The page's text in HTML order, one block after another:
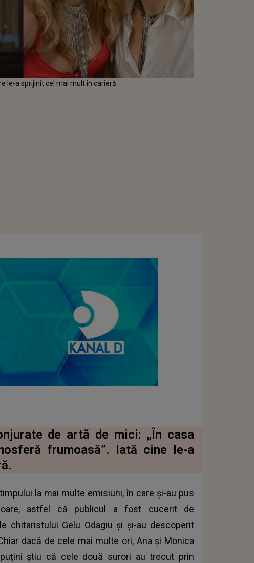
le-a sprijinit cel mai mult în carieră
de artă de mici: „În casa
frumoasă”. Iată cine le-a
la mai multe emisiuni, în care și-au pus
astfel că publicul a fost cucerit de
chitaristului Gelu Odagiu și și-au descoperit
dacă de cele mai multe ori, Ana și Monica
știu că cele două surori au trecut prin